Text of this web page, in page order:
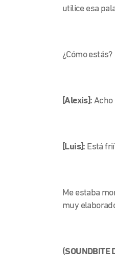
utilice esa
¿Cómo estás?
[Alexis]: Acho
[Luis]: Está
Me estaba
muy
(SOUNDBITE